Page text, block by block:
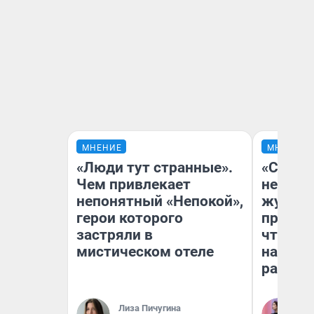
МНЕНИЕ
«Люди тут странные».
Чем привлекает
непонятный «Непокой»,
герои которого
застряли в
мистическом отеле
Лиза Пичугина
МНЕНИЕ
чтобы
на что
ради